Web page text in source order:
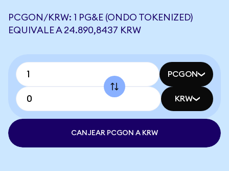
PCGON/KRW: 1 PG&E (ONDO TOKENIZED)
EQUIVALE A 24.890,8437 KRW
PCGON
KRW
CANJEAR PCGON A KRW